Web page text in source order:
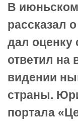
В
рассказал
дал оценку
ответил на
видении
страны.
портала